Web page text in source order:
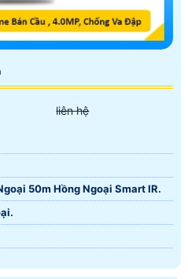
liên hệ
50m Hồng Ngoại Smart IR.